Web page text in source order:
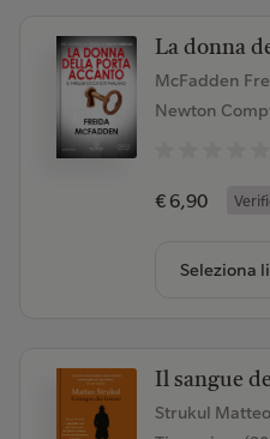
La donna
McFadden
Newton
€ 6,90
Seleziona
Il sangue
Strukul Matteo